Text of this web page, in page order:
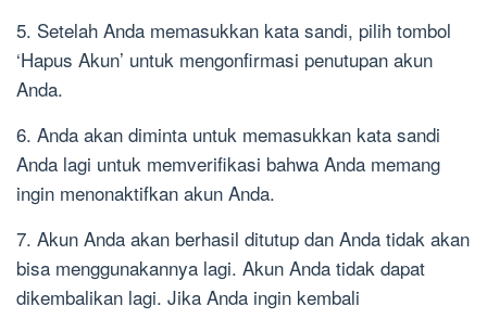
5. Setelah Anda memasukkan kata sandi, pilih tombol
‘Hapus Akun’ untuk mengonfirmasi penutupan akun
Anda.
6. Anda akan diminta untuk memasukkan kata sandi
Anda lagi untuk memverifikasi bahwa Anda memang
ingin menonaktifkan akun Anda.
7. Akun Anda akan berhasil ditutup dan Anda tidak akan
bisa menggunakannya lagi. Akun Anda tidak dapat
dikembalikan lagi. Jika Anda ingin kembali